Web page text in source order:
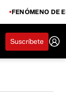
FENÓMENO DE
Suscríbete